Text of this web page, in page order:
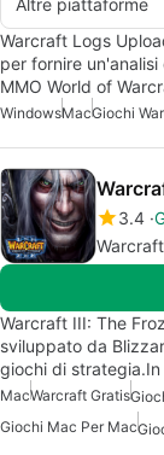
Altre piattaforme
Warcraft Logs
per fornire
MMO World of
WindowsMacGiochi
3.4
Warcraft III: The
sviluppato da
giochi di
MacWarcraft Gratis
Giochi Mac Per Mac